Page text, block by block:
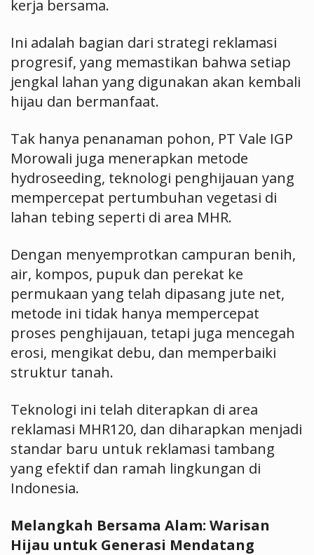
kerja bersama.
Ini adalah bagian dari strategi reklamasi
progresif, yang memastikan bahwa setiap
jengkal lahan yang digunakan akan kembali
hijau dan bermanfaat.
Tak hanya penanaman pohon, PT Vale IGP
Morowali juga menerapkan metode
hydroseeding, teknologi penghijauan yang
mempercepat pertumbuhan vegetasi di
lahan tebing seperti di area MHR.
Dengan menyemprotkan campuran benih,
air, kompos, pupuk dan perekat ke
permukaan yang telah dipasang jute net,
metode ini tidak hanya mempercepat
proses penghijauan, tetapi juga mencegah
erosi, mengikat debu, dan memperbaiki
struktur tanah.
Teknologi ini telah diterapkan di area
reklamasi MHR120, dan diharapkan menjadi
standar baru untuk reklamasi tambang
yang efektif dan ramah lingkungan di
Indonesia.
Melangkah Bersama Alam: Warisan
Hijau untuk Generasi Mendatang